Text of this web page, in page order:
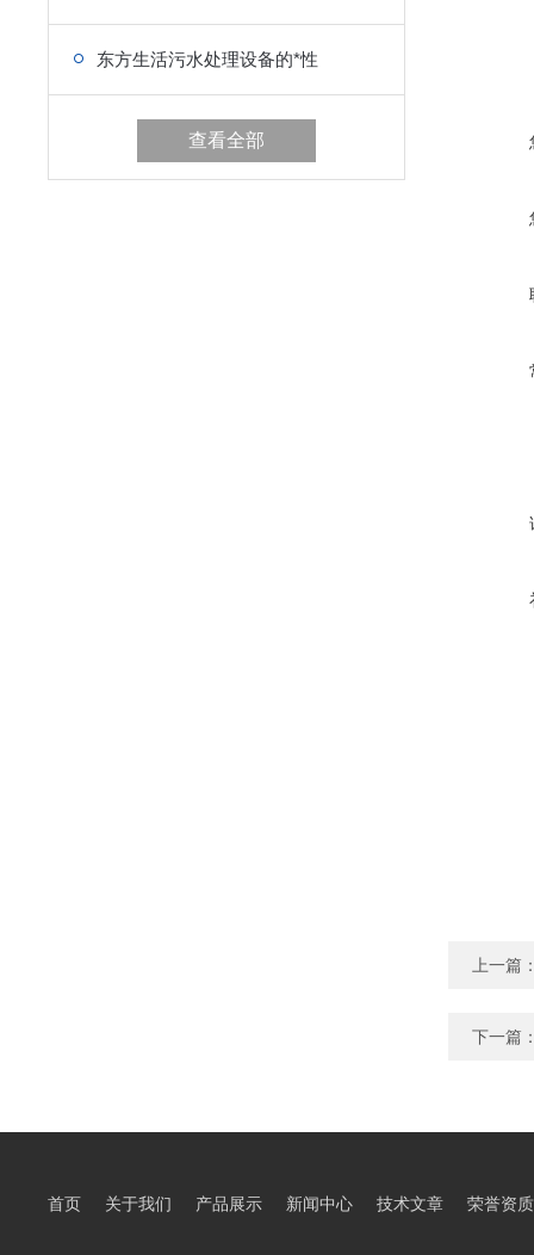
东方生活污水处理设备的*性
查看全部
上一篇
下一篇
首页 关于我们 产品展示 新闻中心 技术文章 荣誉资质